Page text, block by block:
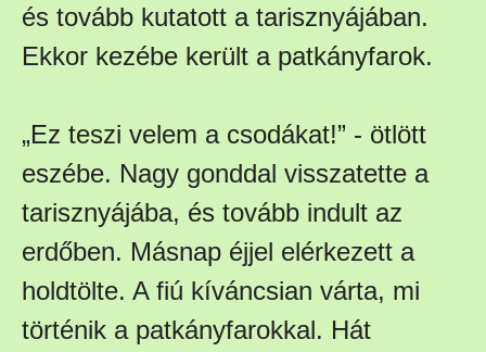
és tovább kutatott a tarisznyájában.
Ekkor kezébe került a patkányfarok.
„Ez teszi velem a csodákat!” - ötlött
eszébe. Nagy gonddal visszatette a
tarisznyájába, és tovább indult az
erdőben. Másnap éjjel elérkezett a
holdtölte. A fiú kíváncsian várta, mi
történik a patkányfarokkal. Hát